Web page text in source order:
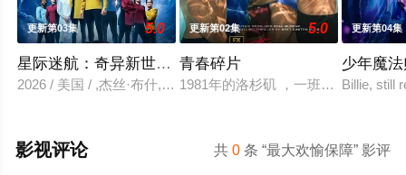
更新第03集 5.0
星际迷航：奇异新世界 第四季
2026 / 美国 / ,杰丝·布什,克里斯蒂娜·钟,西莉亚·罗丝·古丁,阿德
更新第02集 5.0
青春碎片
1981年的洛杉矶 ，一班精英名校的
更新第04集
少年魔
Billie, still
共0 条 “最大欢愉保障” 影评
影视评论